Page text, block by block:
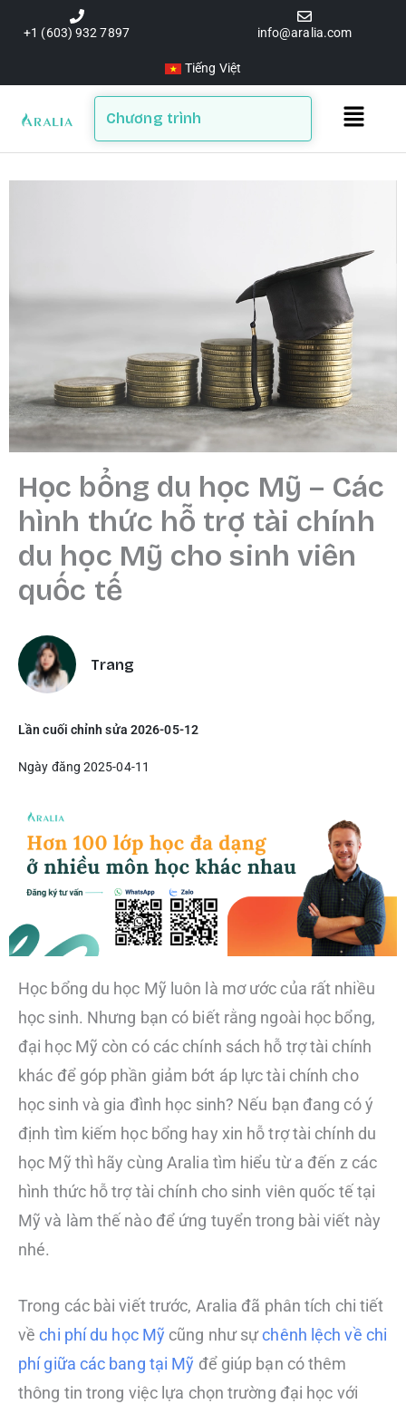
+1 (603) 932 7897 info@aralia.com
Tiếng Việt
Chương trình
Main
Học bổng du học Mỹ – Các
hình thức hỗ trợ tài chính
du học Mỹ cho sinh viên
quốc tế
Trang
Lần cuối chỉnh sửa 2026-05-12
Ngày đăng 2025-04-11
Học bổng du học Mỹ luôn là mơ ước của rất nhiều
học sinh. Nhưng bạn có biết rằng ngoài học bổng,
đại học Mỹ còn có các chính sách hỗ trợ tài chính
khác để góp phần giảm bớt áp lực tài chính cho
học sinh và gia đình học sinh? Nếu bạn đang có ý
định tìm kiếm học bổng hay xin hỗ trợ tài chính du
học Mỹ thì hãy cùng Aralia tìm hiểu từ a đến z các
hình thức hỗ trợ tài chính cho sinh viên quốc tế tại
Mỹ và làm thế nào để ứng tuyển trong bài viết này
nhé.
Trong các bài viết trước, Aralia đã phân tích chi tiết
vềchi phí du học Mỹ cũng như sựchênh lệch về chi
phí giữa các bang tại Mỹ để giúp bạn có thêm
thông tin trong việc lựa chọn trường đại học với